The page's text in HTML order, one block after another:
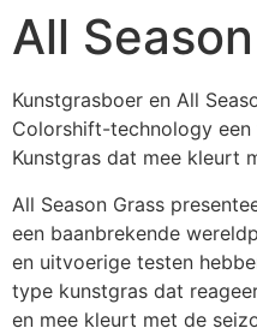
All
Kunstgrasboer en All
Colorshift-technology een
Kunstgras dat mee kleurt
All Season Grass
een baanbrekende
en uitvoerige testen
type kunstgras dat
en mee kleurt met de